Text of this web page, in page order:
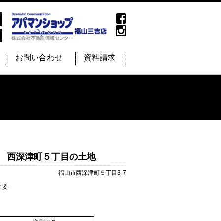
お問い合わせ 資料請求
深津町５丁目の土地
福山市西深津町５丁目3-7
要